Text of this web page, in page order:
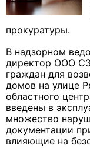
прокуратуры.
В надзорном
директор ООО СЗ
граждан для
домов на улице
областного
введены в
множество
документации
влияющие на